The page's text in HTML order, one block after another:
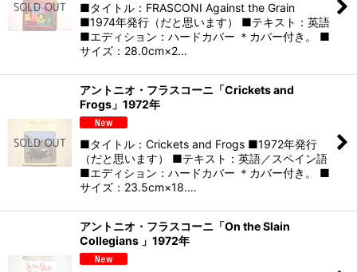
■タイトル：FRASCONI Against the Grain
■1974年発行（だと思います） ■テキスト：英語
■エディション：ハードカバー ＊カバー付き。 ■
サイズ：28.0cm×2…
アントニオ・フラスコーニ「Crickets and
Frogs」1972年
■タイトル：Crickets and Frogs ■1972年発行
（だと思います） ■テキスト：英語／スペイン語
■エディション：ハードカバー ＊カバー付き。 ■
サイズ：23.5cm×18.…
アントニオ・フラスコーニ「On the Slain
Collegians 」1972年